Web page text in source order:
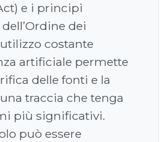
e i principi
dei
costante
artificiale permette
delle fonti e la
traccia che tenga
più significativi.
può essere